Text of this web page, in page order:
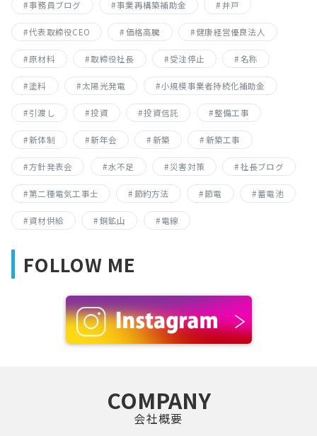
事務員ブログ 事業再構築補助金 井戸
代表取締役CEO 価格高騰 健康経営優良法人
原材料 取締役社長 受注停止 名称
塗料 太陽光発電 小規模事業者持続化補助金
引渡し 投資 投資信託 整備工事
新体制 新年会 新築 新築工事
方針発表会 水不足 災害対策 社長ブログ
第二種電気工事士 節約方法 節電 蓄電池
資材供給 銅鉱山 電線
FOLLOW ME
COMPANY
会社概要